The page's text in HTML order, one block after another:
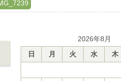
2026年8月
日
月 火 水 木